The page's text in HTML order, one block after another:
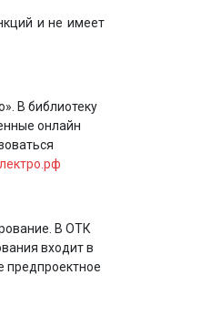
и не имеет
В библиотеку
онлайн
В ОТК
входит в
предпроектное